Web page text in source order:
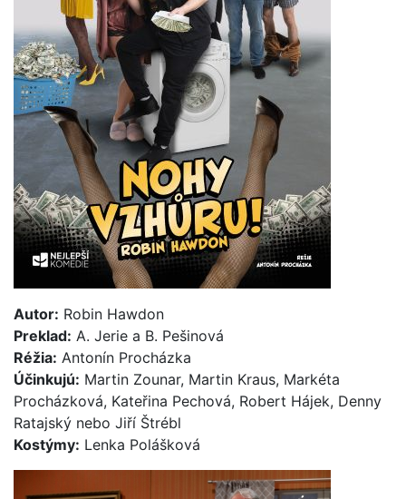
Autor: Robin Hawdon
Preklad: A. Jerie a B. Pešinová
Réžia: Antonín Procházka
Účinkujú: Martin Zounar, Martin Kraus, Markéta
Procházková, Kateřina Pechová, Robert Hájek, Denny
Ratajský nebo Jiří Štrébl
Kostýmy: Lenka Polášková